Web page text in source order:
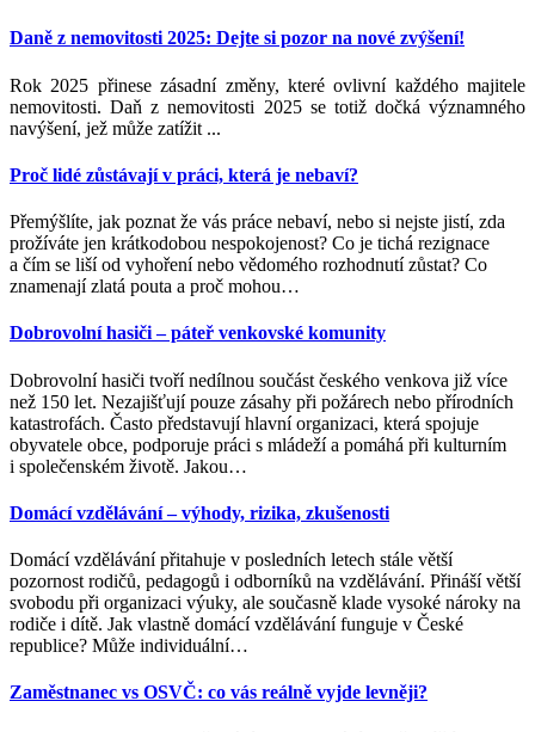
Daně z nemovitosti 2025: Dejte si pozor na nové zvýšení!
Rok 2025 přinese zásadní změny, které ovlivní každého majitele
nemovitosti. Daň z nemovitosti 2025 se totiž dočká významného
navýšení, jež může zatížit ...
Proč lidé zůstávají v práci, která je nebaví?
Přemýšlíte, jak poznat že vás práce nebaví, nebo si nejste jistí, zda
prožíváte jen krátkodobou nespokojenost? Co je tichá rezignace
a čím se liší od vyhoření nebo vědomého rozhodnutí zůstat? Co
znamenají zlatá pouta a proč mohou…
Dobrovolní hasiči – páteř venkovské komunity
Dobrovolní hasiči tvoří nedílnou součást českého venkova již více
než 150 let. Nezajišťují pouze zásahy při požárech nebo přírodních
katastrofách. Často představují hlavní organizaci, která spojuje
obyvatele obce, podporuje práci s mládeží a pomáhá při kulturním
i společenském životě. Jakou…
Domácí vzdělávání – výhody, rizika, zkušenosti
Domácí vzdělávání přitahuje v posledních letech stále větší
pozornost rodičů, pedagogů i odborníků na vzdělávání. Přináší větší
svobodu při organizaci výuky, ale současně klade vysoké nároky na
rodiče i dítě. Jak vlastně domácí vzdělávání funguje v České
republice? Může individuální…
Zaměstnanec vs OSVČ: co vás reálně vyjde levněji?